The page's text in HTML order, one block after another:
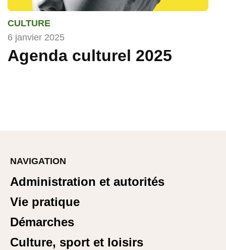
CULTURE
6 janvier 2025
Agenda culturel 2025
NAVIGATION
Administration et autorités
Vie pratique
Démarches
Culture, sport et loisirs